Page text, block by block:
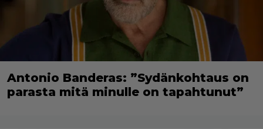
Antonio Banderas: ”Sydänkohtaus on
parasta mitä minulle on tapahtunut”